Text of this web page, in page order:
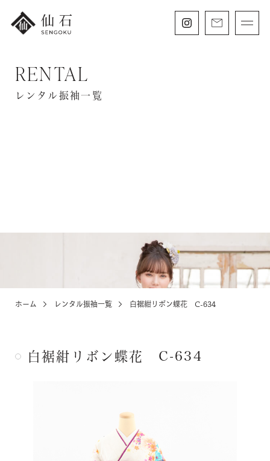
FURISODE 振袖・紋付袴レンタル
フォトウェディング
KIDS
ABOUT
RENTAL
レンタル振袖一覧
ホーム レンタル振袖一覧 白裾紺リボン蝶花 C-634
白裾紺リボン蝶花 C-634